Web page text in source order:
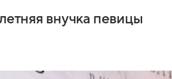
внучка певицы